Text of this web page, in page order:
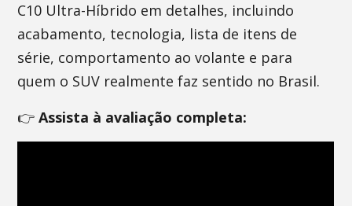
C10 Ultra-Híbrido em detalhes, incluindo
acabamento, tecnologia, lista de itens de
série, comportamento ao volante e para
quem o SUV realmente faz sentido no Brasil.
👉Assista à avaliação completa: